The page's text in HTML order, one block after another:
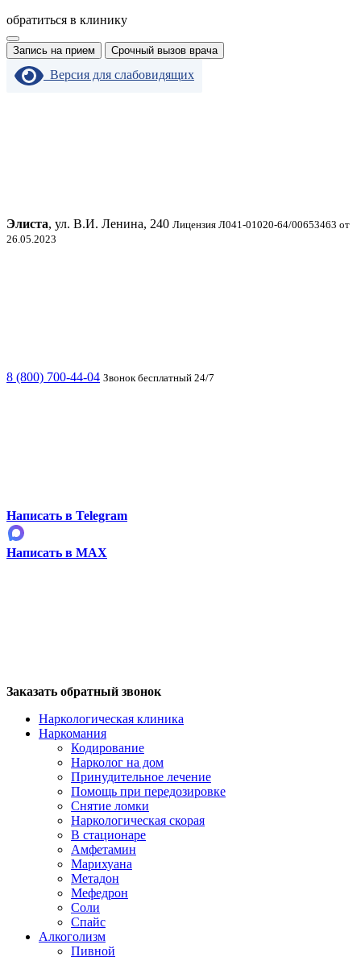
обратиться в клинику
Запись на прием Срочный вызов врача
Версия для слабовидящих
Элиста, ул. В.И. Ленина, 240 Лицензия Л041-01020-64/00653463 от
26.05.2023
8 (800) 700-44-04 Звонок бесплатный 24/7
Написать в Telegram
Написать в MAX
Заказать обратный звонок
Наркологическая клиника
Наркомания
Кодирование
Нарколог на дом
Принудительное лечение
Помощь при передозировке
Снятие ломки
Наркологическая скорая
В стационаре
Амфетамин
Марихуана
Метадон
Мефедрон
Соли
Спайс
Алкоголизм
Пивной